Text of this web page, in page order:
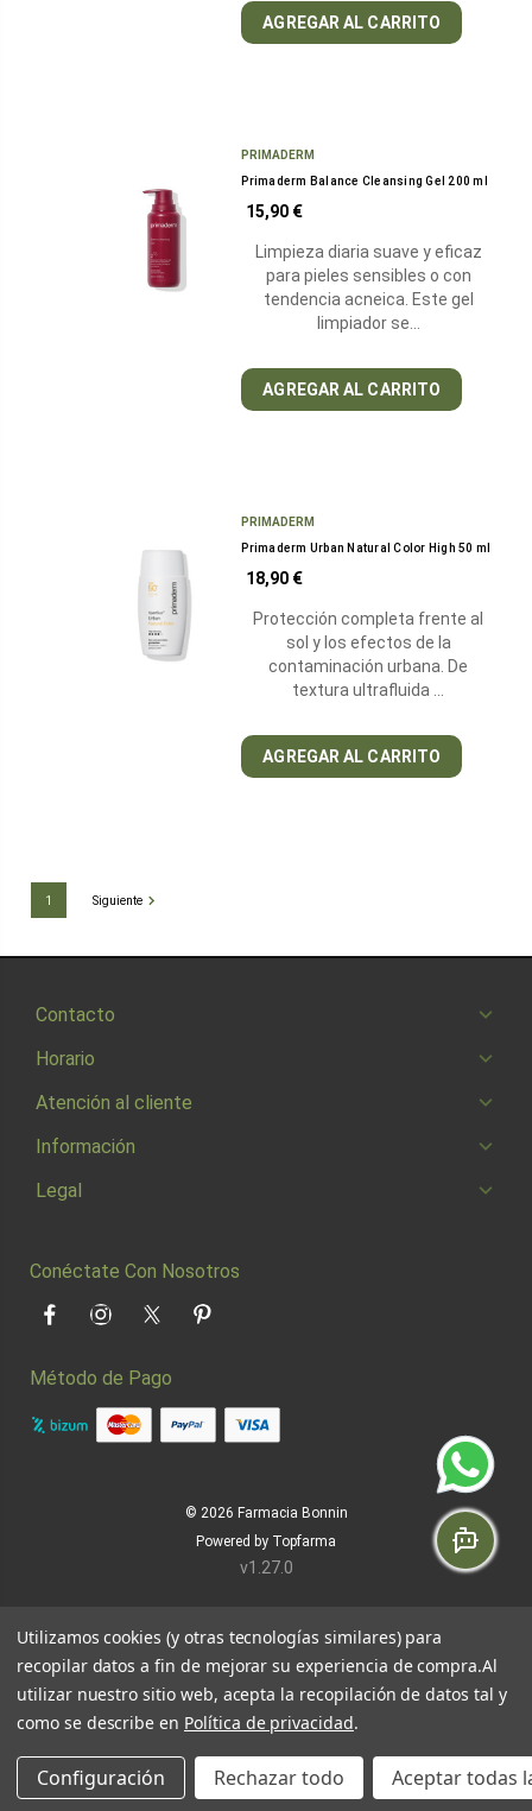
AGREGAR AL CARRITO
PRIMADERM
Primaderm Balance Cleansing Gel 200 ml
15,90 €
Limpieza diaria suave y eficaz
para pieles sensibles o con
tendencia acneica. Este gel
limpiador se…
AGREGAR AL CARRITO
PRIMADERM
Primaderm Urban Natural Color High 50 ml
18,90 €
Protección completa frente al
sol y los efectos de la
contaminación urbana. De
textura ultrafluida …
AGREGAR AL CARRITO
1 Siguiente
Contacto
Horario
Atención al cliente
Información
Legal
Conéctate Con Nosotros
FacebookInstagramTwitter Pinterest
Método de Pago
© 2026 Farmacia Bonnin
Powered by Topfarma
v1.27.0
Utilizamos cookies (y otras tecnologías similares) para
recopilar datos a fin de mejorar su experiencia de compra.Al
utilizar nuestro sitio web, acepta la recopilación de datos tal y
como se describe en Política de privacidad.
Configuración Rechazar todo Aceptar todas